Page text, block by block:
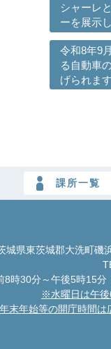
シャーレ
ーを展示
令和8年9
る自動車
げられます
課所一覧
城県東茨城郡大洗町磯
8時30分～午後5時15分
※水曜日は午後
末年始等の開庁時間は